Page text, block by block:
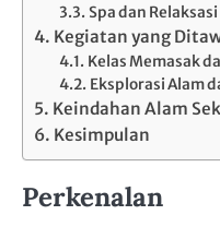
Spa dan Relaksasi
Kegiatan yang
Kelas Memasak
Eksplorasi Alam
Keindahan Alam
Kesimpulan
Perkenalan